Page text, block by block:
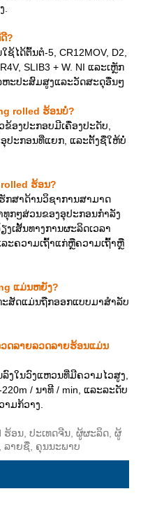
?
ໄດ້ຕົ້ນຕໍ-5, CR12MOV, D2,
SLIB3 + W. NI ແລະເຫຼັກ
ະປະສົມສູງແລະວັດສະດຸອື່ນໆ
rolled ຮ້ອນບໍ່?
ອງປະກອບມີເຄື່ອງປະດັບ,
ປະກອນທີ່ແຍກ, ແລະຕັ້ງຊື່ໃຫ້ບໍ່
ຮ້ອນ?
ກສາດ້ານວິຊາການສາມາດ
ກໆສ່ວນຂອງອຸປະກອນກໍາລັງ
ເສັ້ນທາງການຜະລິດເວລາ
ະຄວາມເຖົ້າແກ່ຫຼືຄວາມເຖົ້າຫຼື
ແມ່ນຫຍັງ?
ະສັດແມ່ນຖືກອອກແບບມາສໍາລັບ
ດລາຍລວດລາຍຮ້ອນແມ່ນ
ງໃນວົງແຫວນທີ່ມີຄວາມໄວສູງ,
/ ນາທີ / min, ແລະລະດັບ
ມກ້ວາງ.
ຮ້ອນ, ປະເທດຈີນ, ຜູ້ຜະລິດ, ຜູ້
ລາຍຊື່, ຄຸນນະພາບ